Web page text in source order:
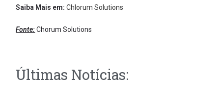
Saiba Mais em:Chlorum Solutions
Fonte:Chorum Solutions
Últimas Notícias: